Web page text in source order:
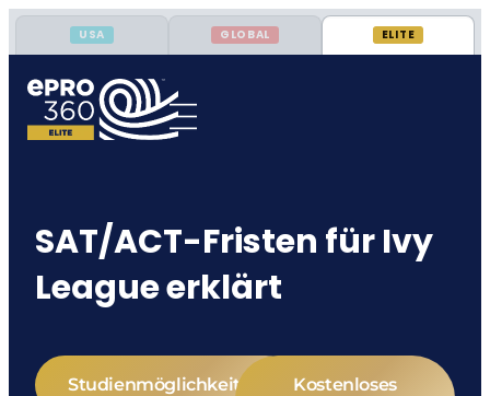
USA GLOBAL ELITE
SAT/ACT-Fristen für Ivy
League erklärt
Studienmöglichkeiten
Kostenloses